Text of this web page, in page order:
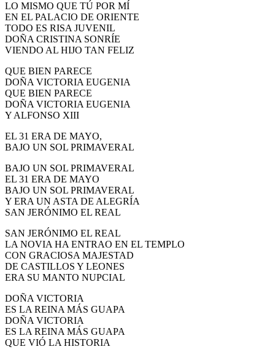
LO MISMO QUE TÚ POR MÍ
EN EL PALACIO DE ORIENTE
TODO ES RISA JUVENIL
DOÑA CRISTINA SONRÍE
VIENDO AL HIJO TAN FELIZ
QUE BIEN PARECE
DOÑA VICTORIA EUGENIA
QUE BIEN PARECE
DOÑA VICTORIA EUGENIA
Y ALFONSO XIII
EL 31 ERA DE MAYO,
BAJO UN SOL PRIMAVERAL
BAJO UN SOL PRIMAVERAL
EL 31 ERA DE MAYO
BAJO UN SOL PRIMAVERAL
Y ERA UN ASTA DE ALEGRÍA
SAN JERÓNIMO EL REAL
SAN JERÓNIMO EL REAL
LA NOVIA HA ENTRAO EN EL TEMPLO
CON GRACIOSA MAJESTAD
DE CASTILLOS Y LEONES
ERA SU MANTO NUPCIAL
DOÑA VICTORIA
ES LA REINA MÁS GUAPA
DOÑA VICTORIA
ES LA REINA MÁS GUAPA
QUE VIÓ LA HISTORIA